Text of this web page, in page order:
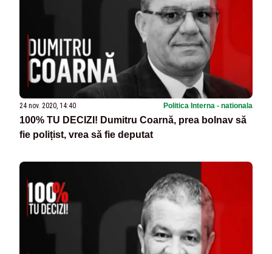
24 nov. 2020, 14:40 Politica Interna - nationala
100% TU DECIZI! Dumitru Coarnă, prea bolnav să
fie polițist, vrea să fie deputat